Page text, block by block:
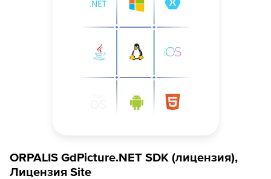
ORPALIS GdPicture.NET SDK (лицензия),
Лицензия Site